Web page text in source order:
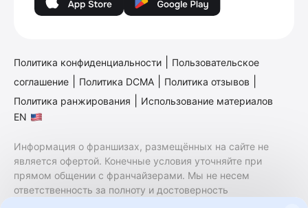
Политика конфиденциальности
Пользовательское
соглашение
Политика DCMA Политика отзывов
Политика ранжирования
Использование материалов
EN
Информация о франшизах, размещённых на сайте не
является офертой. Конечные условия уточняйте при
прямом общении с франчайзерами. Мы не несем
ответственность за полноту и достоверность